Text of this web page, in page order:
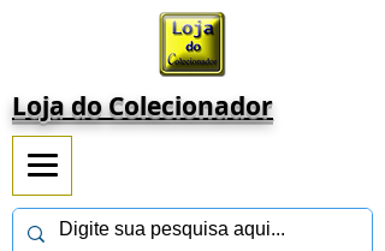
Loja do Colecionador